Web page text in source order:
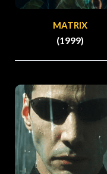
MATRIX
(1999)